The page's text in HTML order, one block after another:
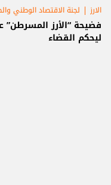
الارز لجنة الاقتصاد الوطني والصناعة
فضيحة “الأرز
ليحكم القضاء